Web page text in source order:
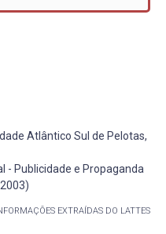
Atlântico Sul de Pelotas,
- Publicidade e Propaganda
EXTRAÍDAS DO LATTES